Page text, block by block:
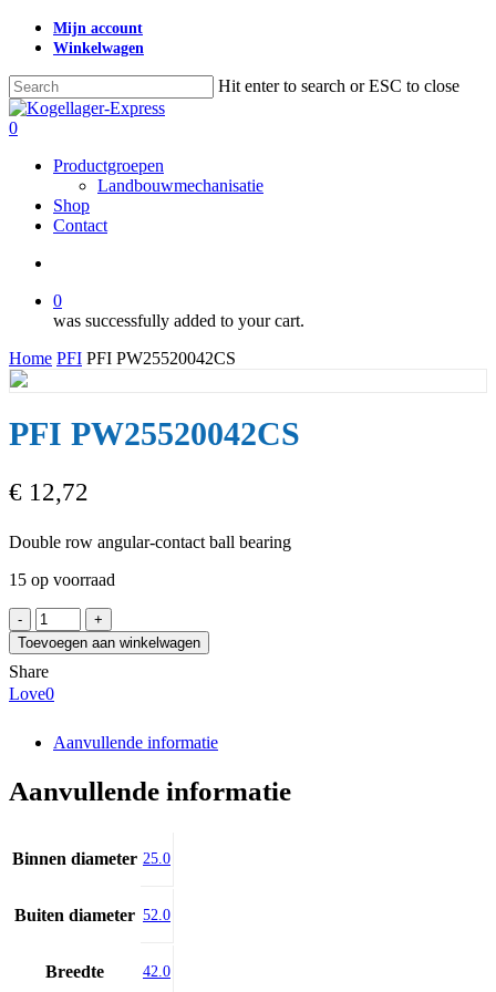
Skip
content
Mijn account
Winkelwagen
Hit enter to search or ESC to close
Close
Search
search
0
Productgroepen
Landbouwmechanisatie
Shop
Contact
0
was successfully added to your cart.
Home PFI PFI PW25520042CS
PFI PW25520042CS
€ 12,72
Double row angular-contact ball bearing
15 op voorraad
PFI
PW25520042CS
aantal
Toevoegen aan winkelwagen
Share
Love0
Aanvullende informatie
Aanvullende informatie
Binnen diameter 25.0
Buiten diameter 52.0
Breedte 42.0